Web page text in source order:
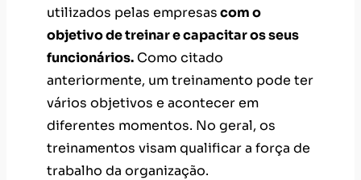
utilizados pelas empresascom o
objetivo de treinar e capacitar os seus
funcionários. Como citado
anteriormente, um treinamento pode ter
vários objetivos e acontecer em
diferentes momentos. No geral, os
treinamentos visam qualificar a força de
trabalho da organização.